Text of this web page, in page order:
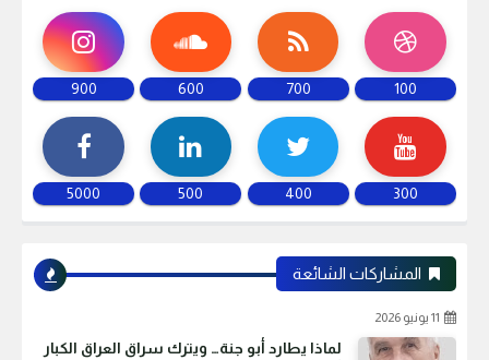
100
700
600
900
300
400
500
5000
المشاركات الشائعة
11 يونيو 2026
لماذا يطارد أبو جنة… ويترك سراق العراق الكبار